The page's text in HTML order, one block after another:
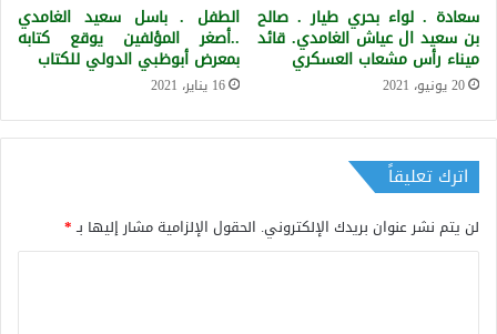
سعادة . لواء بحري طيار . صالح
بن سعيد ال عياش الغامدي. قائد
ميناء رأس مشعاب العسكري
20 يونيو، 2021
الطفل . باسل سعيد الغامدي
..أصغر المؤلفين يوقع كتابه
بمعرض أبوظبي الدولي للكتاب
16 يناير، 2021
اترك تعليقاً
لن يتم نشر عنوان بريدك الإلكتروني. الحقول الإلزامية مشار إليها بـ*